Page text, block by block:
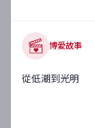
博愛故事
從低潮到光明